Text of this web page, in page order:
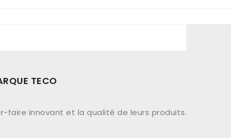
TECO
faire innovant et la qualité de leurs produits.